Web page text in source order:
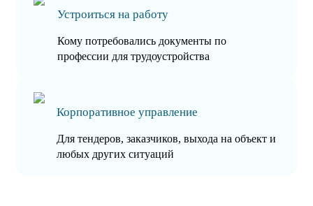
Устроиться на работу
Кому потребовались документы по
профессии для трудоустройства
Корпоративное управление
Для тендеров, заказчиков, выхода на объект и
любых других ситуаций